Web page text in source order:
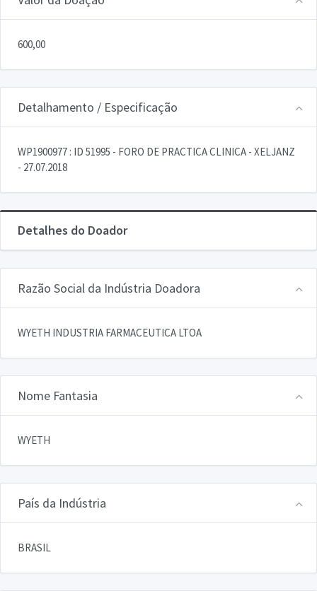
600,00
Detalhamento / Especificação
WP1900977 : ID 51995 - FORO DE PRACTICA CLINICA - XELJANZ
- 27.07.2018
Detalhes do Doador
Razão Social da Indústria Doadora
WYETH INDUSTRIA FARMACEUTICA LTOA
Nome Fantasia
WYETH
País da Indústria
BRASIL